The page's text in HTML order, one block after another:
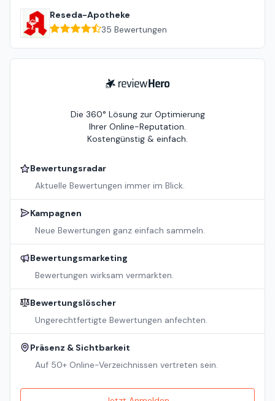
Reseda-Apotheke
35 Bewertungen
ReviewHero
Die 360° Lösung zur Optimierung
Ihrer Online-Reputation.
Kostengünstig & einfach.
Bewertungsradar
Aktuelle Bewertungen immer im Blick.
Kampagnen
Neue Bewertungen ganz einfach sammeln.
Bewertungsmarketing
Bewertungen wirksam vermarkten.
Bewertungslöscher
Ungerechtfertigte Bewertungen anfechten.
Präsenz & Sichtbarkeit
Auf 50+ Online-Verzeichnissen vertreten sein.